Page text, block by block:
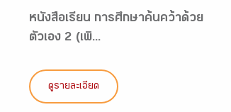
หนังสือเรียน การศึกษาค้นคว้าด้วย
ตัวเอง 2 (เพิ...
ดูรายละเอียด